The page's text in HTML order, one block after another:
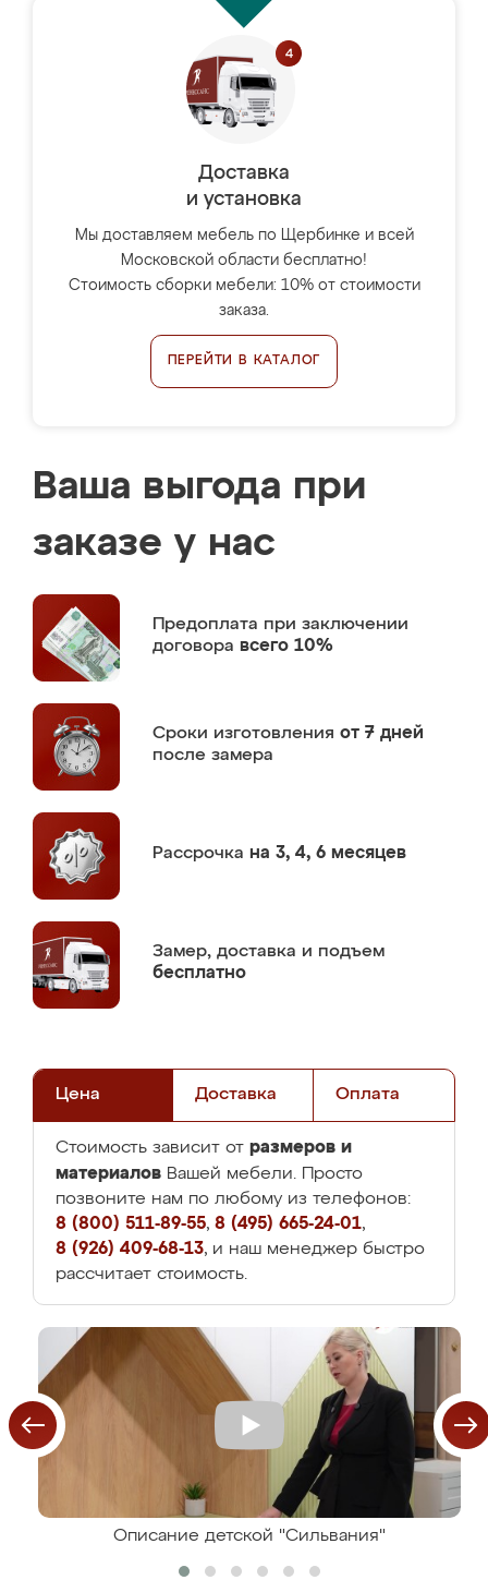
Доставка
и установка
Мы доставляем мебель по Щербинке и всей
Московской области бесплатно!
Стоимость сборки мебели: 10% от стоимости
заказа.
ПЕРЕЙТИ В КАТАЛОГ
Ваша выгода при
заказе у нас
Предоплата при заключении
договора всего 10%
Сроки изготовления от 7 дней
после замера
Рассрочка на 3, 4, 6 месяцев
Замер, доставка и подъем
бесплатно
Цена Доставка Оплата
Стоимость зависит от размеров и
материалов Вашей мебели. Просто
позвоните нам по любому из телефонов:
8 (800) 511-89-55, 8 (495) 665-24-01,
8 (926) 409-68-13, и наш менеджер быстро
рассчитает стоимость.
Описание детской "Сильвания"